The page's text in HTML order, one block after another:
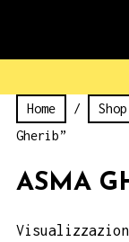
Home /
Gherib”
ASMA